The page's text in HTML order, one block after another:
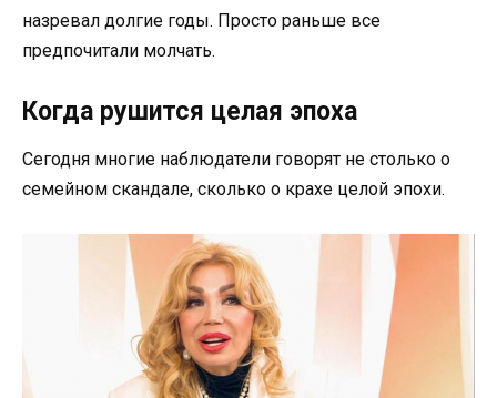
назревал долгие годы. Просто раньше все
предпочитали молчать.
Когда рушится целая эпоха
Сегодня многие наблюдатели говорят не столько о
семейном скандале, сколько о крахе целой эпохи.